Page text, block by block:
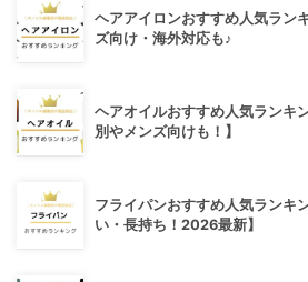
ヘアアイロンおすすめ人気ラン
ズ向け・海外対応も♪
ヘアオイルおすすめ人気ランキ
別やメンズ向けも！】
フライパンおすすめ人気ランキ
い・長持ち！2026最新】